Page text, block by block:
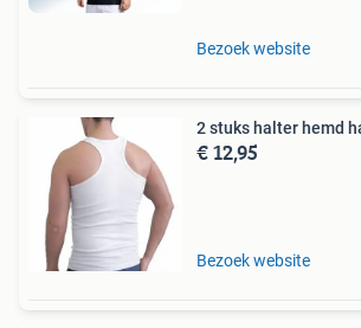
Bezoek website
2 stuks halter hemd
€ 12,95
Bezoek website